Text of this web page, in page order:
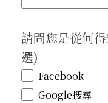
請問您是從何
選)
Facebook
Google搜尋